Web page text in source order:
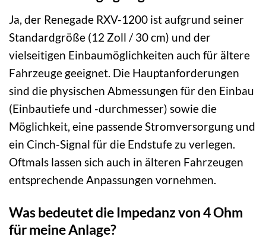
Ja, der Renegade RXV-1200 ist aufgrund seiner
Standardgröße (12 Zoll / 30 cm) und der
vielseitigen Einbaumöglichkeiten auch für ältere
Fahrzeuge geeignet. Die Hauptanforderungen
sind die physischen Abmessungen für den Einbau
(Einbautiefe und -durchmesser) sowie die
Möglichkeit, eine passende Stromversorgung und
ein Cinch-Signal für die Endstufe zu verlegen.
Oftmals lassen sich auch in älteren Fahrzeugen
entsprechende Anpassungen vornehmen.
Was bedeutet die Impedanz von 4 Ohm
für meine Anlage?